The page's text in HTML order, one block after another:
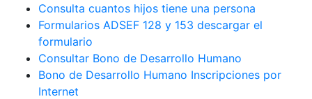
Consulta cuantos hijos tiene una persona
Formularios ADSEF 128 y 153 descargar el
formulario
Consultar Bono de Desarrollo Humano
Bono de Desarrollo Humano Inscripciones por
Internet